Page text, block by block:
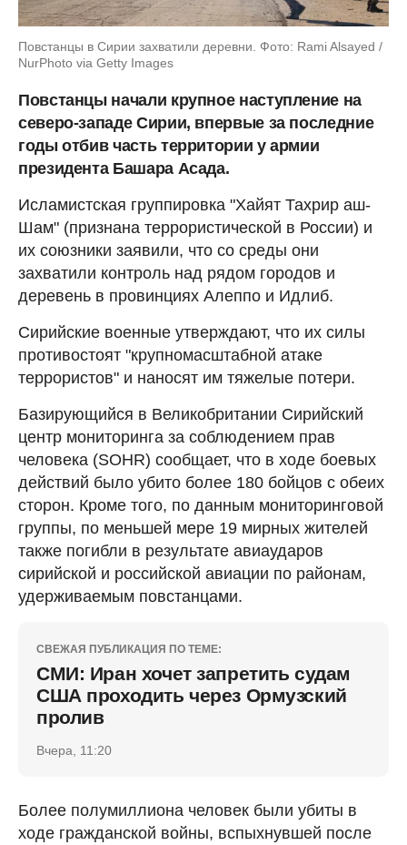
Повстанцы в Сирии захватили деревни. Фото: Rami Alsayed /
NurPhoto via Getty Images
Повстанцы начали крупное наступление на
северо-западе Сирии, впервые за последние
годы отбив часть территории у армии
президента Башара Асада.
Исламистская группировка "Хайят Тахрир аш-
Шам" (признана террористической в России) и
их союзники заявили, что со среды они
захватили контроль над рядом городов и
деревень в провинциях Алеппо и Идлиб.
Сирийские военные утверждают, что их силы
противостоят "крупномасштабной атаке
террористов" и наносят им тяжелые потери.
Базирующийся в Великобритании Сирийский
центр мониторинга за соблюдением прав
человека (SOHR) сообщает, что в ходе боевых
действий было убито более 180 бойцов с обеих
сторон. Кроме того, по данным мониторинговой
группы, по меньшей мере 19 мирных жителей
также погибли в результате авиаударов
сирийской и российской авиации по районам,
удерживаемым повстанцами.
СВЕЖАЯ ПУБЛИКАЦИЯ ПО ТЕМЕ:
СМИ: Иран хочет запретить судам
США проходить через Ормузский
пролив
Вчера, 11:20
Более полумиллиона человек были убиты в
ходе гражданской войны, вспыхнувшей после